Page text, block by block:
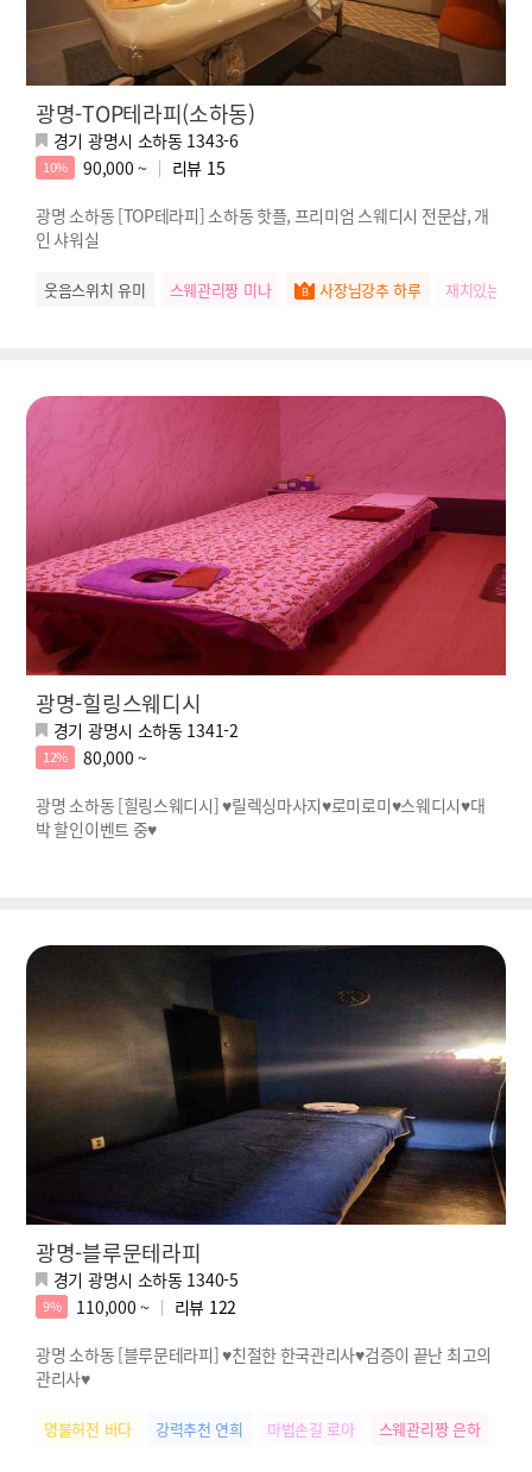
광명-TOP테라피(소하동)
경기 광명시 소하동 1343-6
10% 90,000 ~ 리뷰 15
광명 소하동 [TOP테라피] 소하동 핫플, 프리미엄 스웨디시 전문샵, 개
인 샤워실
웃음스위치 유미 스웨관리짱 미나 사장님강추 하루 재치있는 나리
광명-힐링스웨디시
경기 광명시 소하동 1341-2
12%
80,000 ~
광명 소하동 [힐링스웨디시] ♥릴렉싱마사지♥로미로미♥스웨디시♥대
박 할인이벤트 중♥
광명-블루문테라피
경기 광명시 소하동 1340-5
9% 110,000 ~ 리뷰 122
광명 소하동 [블루문테라피] ♥친절한 한국관리사♥검증이 끝난 최고의
관리사♥
명불허전 바다 강력추천 연희 마법손길 로아 스웨관리짱 은하